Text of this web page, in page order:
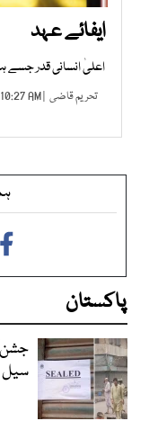
ایفائے عہد
اعلیٰ انسانی قدر جسے
تحریم قاضی | SEP 13, 2020 10:27 AM |
پاکستان
جشن
سیل